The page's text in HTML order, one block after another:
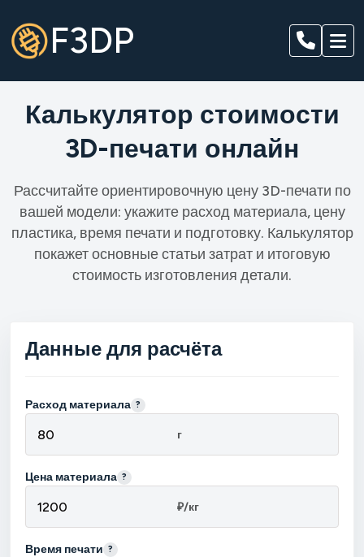
F3DP
Калькулятор стоимости
3D-печати онлайн
Рассчитайте ориентировочную цену 3D-печати по
вашей модели: укажите расход материала, цену
пластика, время печати и подготовку. Калькулятор
покажет основные статьи затрат и итоговую
стоимость изготовления детали.
Данные для расчёта
Расход материала ?
г
Цена материала ?
₽/кг
Время печати ?